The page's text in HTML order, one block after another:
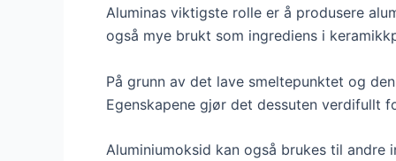
Aluminas viktigste rolle er å produsere
også mye brukt som ingrediens i
På grunn av det lave smeltepunktet og
Egenskapene gjør det dessuten verdifullt
Aluminiumoksid kan også brukes til